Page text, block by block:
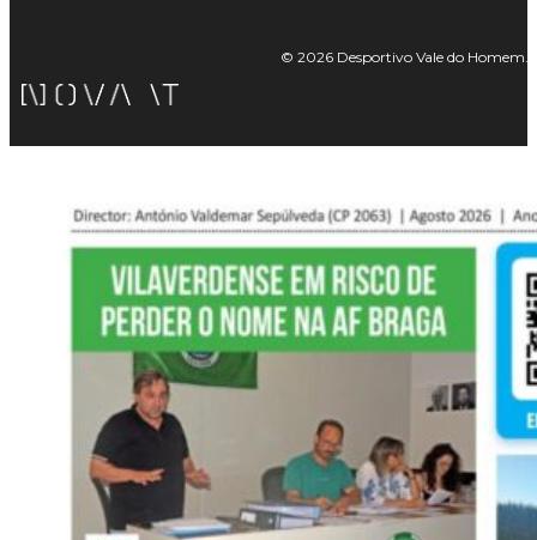
© 2026 Desportivo Vale do Homem.